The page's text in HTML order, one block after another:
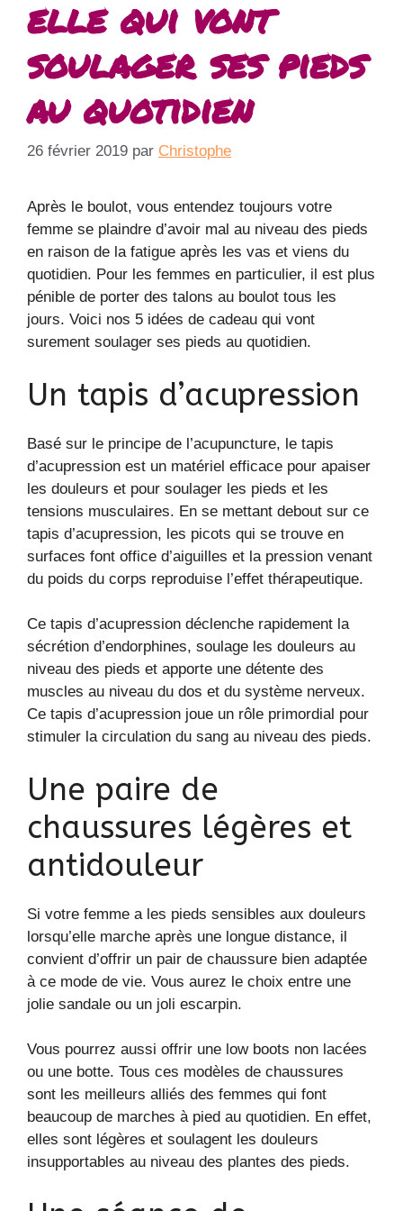
elle qui vont
soulager ses pieds
au quotidien
26 février 2019 par Christophe
Après le boulot, vous entendez toujours votre
femme se plaindre d’avoir mal au niveau des pieds
en raison de la fatigue après les vas et viens du
quotidien. Pour les femmes en particulier, il est plus
pénible de porter des talons au boulot tous les
jours. Voici nos 5 idées de cadeau qui vont
surement soulager ses pieds au quotidien.
Un tapis d’acupression
Basé sur le principe de l’acupuncture, le tapis
d’acupression est un matériel efficace pour apaiser
les douleurs et pour soulager les pieds et les
tensions musculaires. En se mettant debout sur ce
tapis d’acupression, les picots qui se trouve en
surfaces font office d’aiguilles et la pression venant
du poids du corps reproduise l’effet thérapeutique.
Ce tapis d’acupression déclenche rapidement la
sécrétion d’endorphines, soulage les douleurs au
niveau des pieds et apporte une détente des
muscles au niveau du dos et du système nerveux.
Ce tapis d’acupression joue un rôle primordial pour
stimuler la circulation du sang au niveau des pieds.
Une paire de
chaussures légères et
antidouleur
Si votre femme a les pieds sensibles aux douleurs
lorsqu’elle marche après une longue distance, il
convient d’offrir un pair de chaussure bien adaptée
à ce mode de vie. Vous aurez le choix entre une
jolie sandale ou un joli escarpin.
Vous pourrez aussi offrir une low boots non lacées
ou une botte. Tous ces modèles de chaussures
sont les meilleurs alliés des femmes qui font
beaucoup de marches à pied au quotidien. En effet,
elles sont légères et soulagent les douleurs
insupportables au niveau des plantes des pieds.